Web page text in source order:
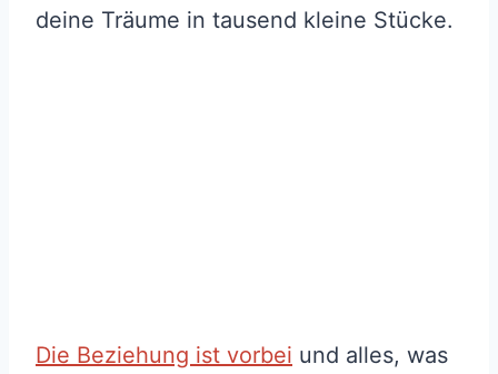
deine Träume in tausend kleine Stücke.
Die Beziehung ist vorbei und alles, was